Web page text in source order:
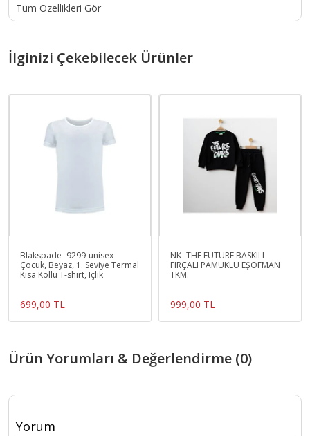
Tüm Özellikleri Gör
İlginizi Çekebilecek Ürünler
Blakspade -9299-unisex
Çocuk, Beyaz, 1. Seviye Termal
Kısa Kollu T-shirt, Içlik
699,00 TL
NK -THE FUTURE BASKILI
FIRÇALI PAMUKLU EŞOFMAN
TKM.
999,00 TL
Ürün Yorumları & Değerlendirme (0)
Yorum